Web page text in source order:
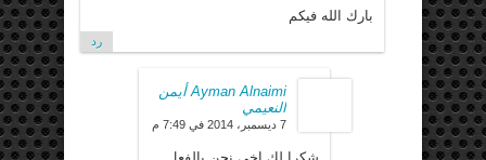
بارك الله فيكم
رد
Ayman Alnaimi أيمن
النعيمي
7 ديسمبر، 2014 في 7:49 م